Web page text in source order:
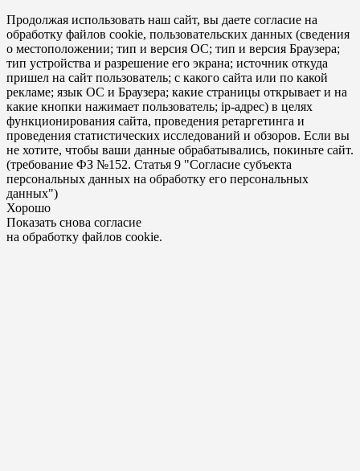
Продолжая использовать наш сайт, вы даете согласие на
обработку файлов cookie, пользовательских данных (сведения
о местоположении; тип и версия ОС; тип и версия Браузера;
тип устройства и разрешение его экрана; источник откуда
пришел на сайт пользователь; с какого сайта или по какой
рекламе; язык ОС и Браузера; какие страницы открывает и на
какие кнопки нажимает пользователь; ip-адрес) в целях
функционирования сайта, проведения ретаргетинга и
проведения статистических исследований и обзоров. Если вы
не хотите, чтобы ваши данные обрабатывались, покиньте сайт.
(требование ФЗ №152. Статья 9 "Согласие субъекта
персональных данных на обработку его персональных
данных")
Хорошо
Показать снова согласие
на обработку файлов cookie.